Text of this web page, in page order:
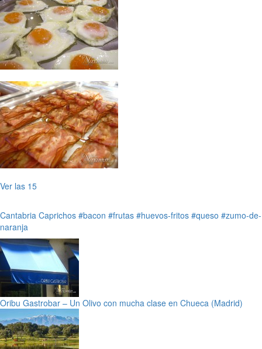
Ver las 15
Cantabria Caprichos #bacon #frutas #huevos-fritos #queso #zumo-de-
naranja
Oribu Gastrobar – Un Olivo con mucha clase en Chueca (Madrid)